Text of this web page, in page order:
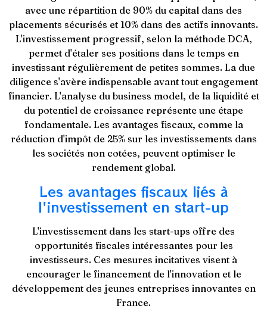
avec une répartition de 90% du capital dans des
placements sécurisés et 10% dans des actifs innovants.
L'investissement progressif, selon la méthode DCA,
permet d'étaler ses positions dans le temps en
investissant régulièrement de petites sommes. La due
diligence s'avère indispensable avant tout engagement
financier. L'analyse du business model, de la liquidité et
du potentiel de croissance représente une étape
fondamentale. Les avantages fiscaux, comme la
réduction d'impôt de 25% sur les investissements dans
les sociétés non cotées, peuvent optimiser le
rendement global.
Les avantages fiscaux liés à
l'investissement en start-up
L'investissement dans les start-ups offre des
opportunités fiscales intéressantes pour les
investisseurs. Ces mesures incitatives visent à
encourager le financement de l'innovation et le
développement des jeunes entreprises innovantes en
France.